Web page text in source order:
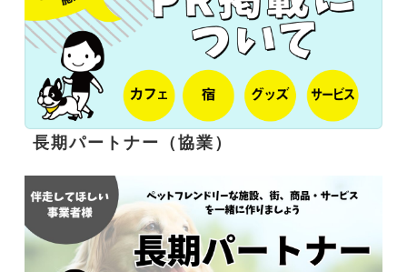
長期パートナー（協業）